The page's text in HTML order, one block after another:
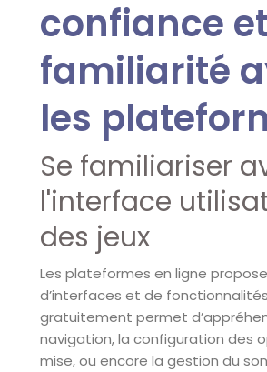
confiance
familiarité
les
Se familiariser
l'interface
des jeux
Les plateformes en ligne
d’interfaces et de
gratuitement permet
navigation, la configuration des
mise, ou encore la gestion du